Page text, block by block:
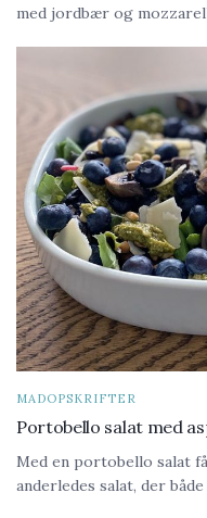
med jordbær og
MADOPSKRIFTER
Portobello salat med
Med en portobello salat
anderledes salat, der